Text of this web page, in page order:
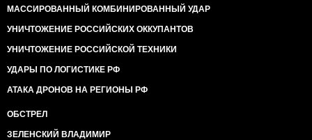
МАССИРОВАННЫЙ КОМБИНИРОВАННЫЙ УДАР
УНИЧТОЖЕНИЕ РОССИЙСКИХ ОККУПАНТОВ
УНИЧТОЖЕНИЕ РОССИЙСКОЙ ТЕХНИКИ
УДАРЫ ПО ЛОГИСТИКЕ РФ
АТАКА ДРОНОВ НА РЕГИОНЫ РФ
ОБСТРЕЛ
ЗЕЛЕНСКИЙ ВЛАДИМИР